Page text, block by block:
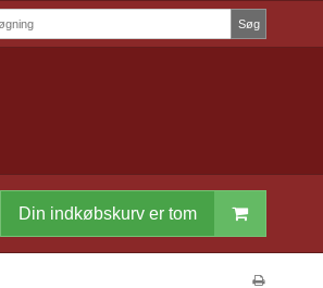
Søg
Din indkøbskurv er tom